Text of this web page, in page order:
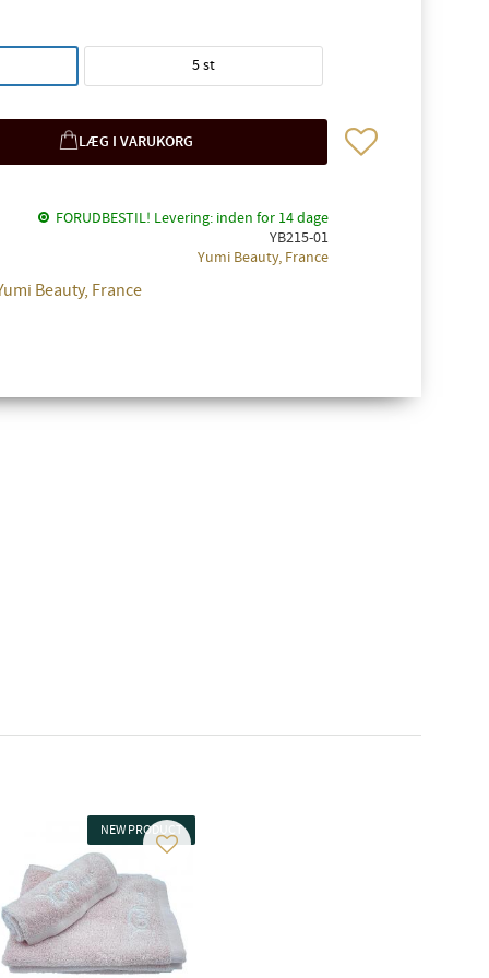
5 st
Gem som favorit
FORUDBESTIL! Levering: inden for 14 dage
YB215-01
Yumi Beauty, France
Beauty, France
favorit
NEW PRODUCT
Gem som favorit
til
✖